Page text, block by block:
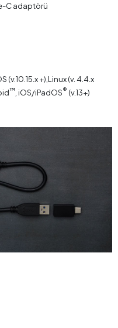
C adaptörü
(v.10.15.x +),Linux (v. 4.4.x
™ , iOS/iPadOS® (v.13+)